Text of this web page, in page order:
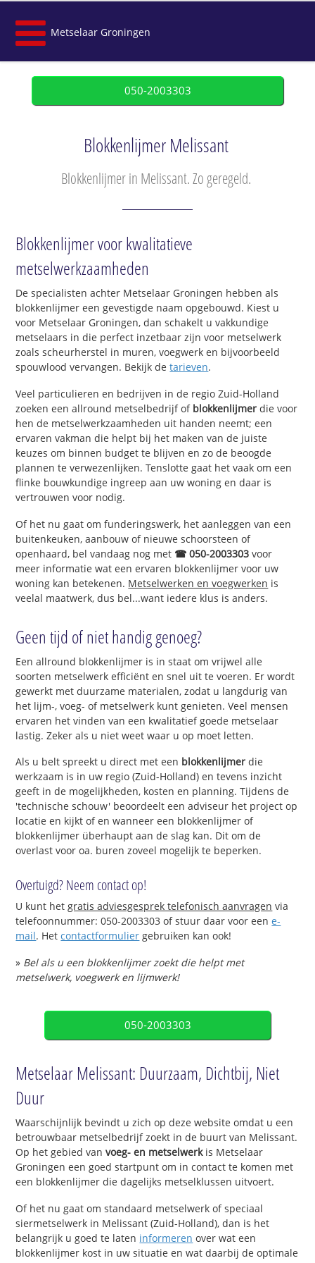
Metselaar Groningen
050-2003303
Blokkenlijmer Melissant
Blokkenlijmer in Melissant. Zo geregeld.
Blokkenlijmer voor kwalitatieve
metselwerkzaamheden
De specialisten achter Metselaar Groningen hebben als
blokkenlijmer een gevestigde naam opgebouwd. Kiest u
voor Metselaar Groningen, dan schakelt u vakkundige
metselaars in die perfect inzetbaar zijn voor metselwerk
zoals scheurherstel in muren, voegwerk en bijvoorbeeld
spouwlood vervangen. Bekijk detarieven.
Veel particulieren en bedrijven in de regio Zuid-Holland
zoeken een allround metselbedrijf of blokkenlijmer die voor
hen de metselwerkzaamheden uit handen neemt; een
ervaren vakman die helpt bij het maken van de juiste
keuzes om binnen budget te blijven en zo de beoogde
plannen te verwezenlijken. Tenslotte gaat het vaak om een
flinke bouwkundige ingreep aan uw woning en daar is
vertrouwen voor nodig.
Of het nu gaat om funderingswerk, het aanleggen van een
buitenkeuken, aanbouw of nieuwe schoorsteen of
openhaard, bel vandaag nog met ☎ 050-2003303 voor
meer informatie wat een ervaren blokkenlijmer voor uw
woning kan betekenen. Metselwerken en voegwerken is
veelal maatwerk, dus bel...want iedere klus is anders.
Geen tijd of niet handig genoeg?
Een allround blokkenlijmer is in staat om vrijwel alle
soorten metselwerk efficiënt en snel uit te voeren. Er wordt
gewerkt met duurzame materialen, zodat u langdurig van
het lijm-, voeg- of metselwerk kunt genieten. Veel mensen
ervaren het vinden van een kwalitatief goede metselaar
lastig. Zeker als u niet weet waar u op moet letten.
Als u belt spreekt u direct met een blokkenlijmer die
werkzaam is in uw regio (Zuid-Holland) en tevens inzicht
geeft in de mogelijkheden, kosten en planning. Tijdens de
'technische schouw' beoordeelt een adviseur het project op
locatie en kijkt of en wanneer een blokkenlijmer of
blokkenlijmer überhaupt aan de slag kan. Dit om de
overlast voor oa. buren zoveel mogelijk te beperken.
Overtuigd? Neem contact op!
U kunt hetgratis adviesgesprek telefonisch aanvragen via
telefoonnummer: 050-2003303 of stuur daar voor eene-
mail. Hetcontactformulier gebruiken kan ook!
» Bel als u een blokkenlijmer zoekt die helpt met
metselwerk, voegwerk en lijmwerk!
050-2003303
Metselaar Melissant: Duurzaam, Dichtbij, Niet
Duur
Waarschijnlijk bevindt u zich op deze website omdat u een
betrouwbaar metselbedrijf zoekt in de buurt van Melissant.
Op het gebied van voeg- en metselwerkis Metselaar
Groningen een goed startpunt om in contact te komen met
een blokkenlijmer die dagelijks metselklussen uitvoert.
Of het nu gaat om standaard metselwerk of speciaal
siermetselwerk in Melissant (Zuid-Holland), dan is het
belangrijk u goed te laten informeren over wat een
blokkenlijmer kost in uw situatie en wat daarbij de optimale